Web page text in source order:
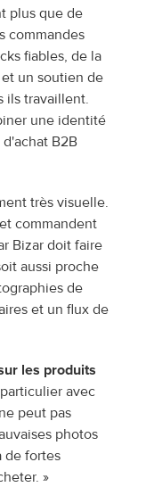
plus que de
commandes
fiables, de la
un soutien de
ils travaillent.
une identité
B2B
très visuelle.
commandent
Bizar doit faire
aussi proche
de
et un flux de
les produits
avec
peut pas
photos
de fortes
»